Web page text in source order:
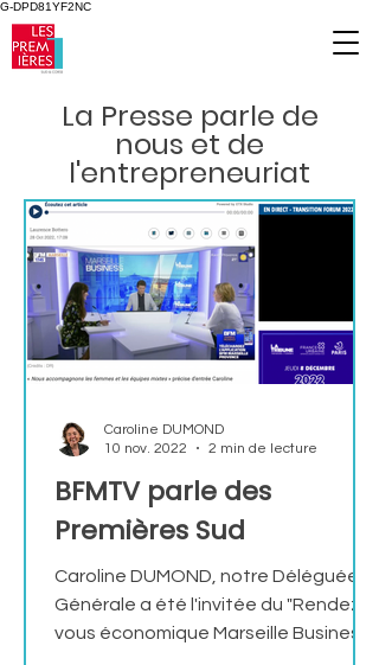
G-DPD81YF2NC
La Presse parle de
nous et de
l'entrepreneuriat
BFMTV parle des
Premières Sud
Caroline DUMOND, notre Déléguée
Générale a été l'invitée du "Rendez-
vous économique Marseille Business"
Caroline DUMOND
10 nov. 2022
2 min de lecture